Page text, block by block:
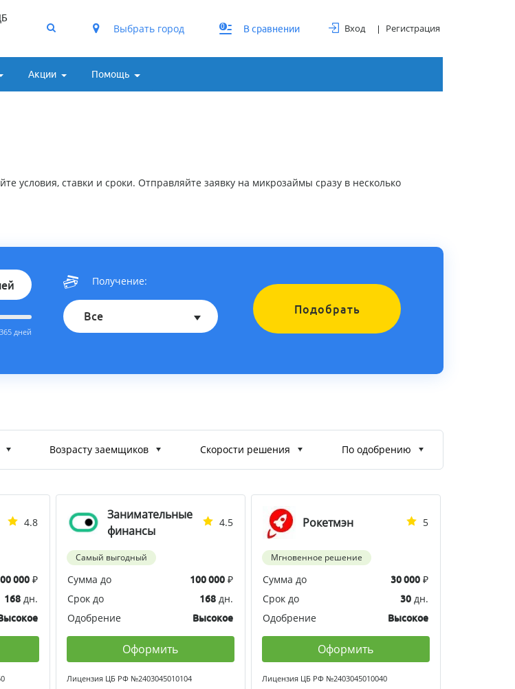
Выбрать город Вход Регистрация
Акции Помощь
0 В сравнении
ставки и сроки. Отправляйте заявку на микрозаймы сразу в несколько
365 дней
Получение:
Все
Подобрать
Возрасту заемщиков Скорости решения По одобрению
4.8
000 ₽
168 дн.
Занимательные
финансы
4.5
Самый выгодный
Сумма до 100 000 ₽
Срок до
168 дн.
Одобрение
Высокое
Оформить
Лицензия ЦБ РФ №2403045010104
Рокетмэн 5
Мгновенное решение
Сумма до 30 000₽
Срок до
30дн.
Одобрение
Высокое
Оформить
Лицензия ЦБ РФ №2403045010040